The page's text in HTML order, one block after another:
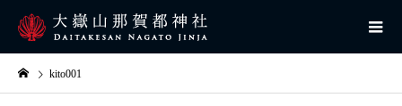
kito001